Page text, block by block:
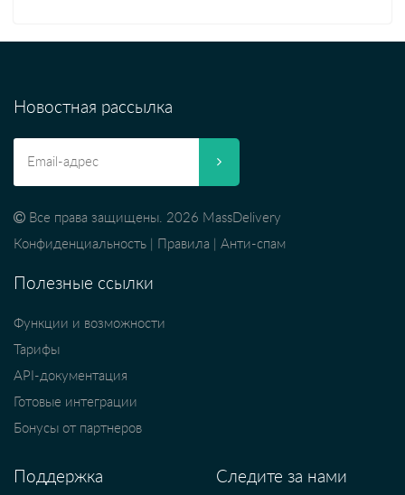
Новостная рассылка
Все права защищены. 2026 MassDelivery
Конфиденциальность
Правила Анти-спам
Полезные ссылки
Функции и возможности
Тарифы
API-документация
Готовые интеграции
Бонусы от партнеров
Поддержка Следите за нами